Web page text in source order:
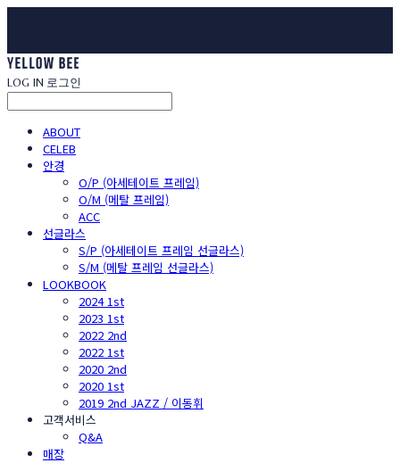
LOG IN 로그인
ABOUT
CELEB
안경
O/P (아세테이트 프레임)
O/M (메탈 프레임)
ACC
선글라스
S/P (아세테이트 프레임 선글라스)
S/M (메탈 프레임 선글라스)
LOOKBOOK
2024 1st
2023 1st
2022 2nd
2022 1st
2020 2nd
2020 1st
2019 2nd JAZZ / 이동휘
고객서비스
Q&A
매장